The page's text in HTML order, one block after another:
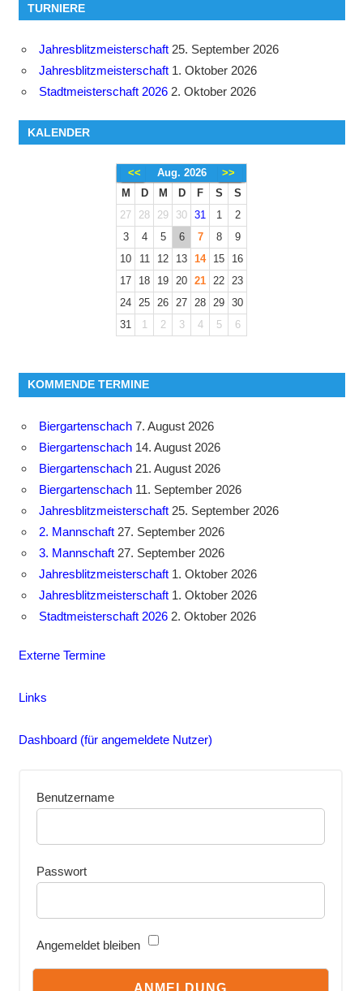
TURNIERE
Jahresblitzmeisterschaft 25. September 2026
Jahresblitzmeisterschaft 1. Oktober 2026
Stadtmeisterschaft 2026 2. Oktober 2026
KALENDER
<< Aug. 2026
>>
M
D M D F S
S
27
28 29 30 31 1
2
3
4 5 6 7 8
9
10
11 12 13 14 15
16
17
18 19 20 21 22
23
24
25 26 27 28 29 30
31
1 2 3 4 5 6
KOMMENDE TERMINE
Biergartenschach 7. August 2026
Biergartenschach 14. August 2026
Biergartenschach 21. August 2026
Biergartenschach 11. September 2026
Jahresblitzmeisterschaft 25. September 2026
2. Mannschaft 27. September 2026
3. Mannschaft 27. September 2026
Jahresblitzmeisterschaft 1. Oktober 2026
Jahresblitzmeisterschaft 1. Oktober 2026
Stadtmeisterschaft 2026 2. Oktober 2026
Externe Termine
Links
Dashboard (für angemeldete Nutzer)
Benutzername
Passwort
Angemeldet bleiben